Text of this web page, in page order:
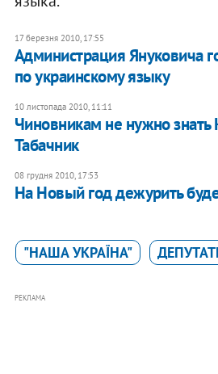
17 березня 2010, 17:55
Администрация Януковича
по украинскому языку
10 листопада 2010, 11:11
​Чиновникам не нужно знать
Табачник
08 грудня 2010, 17:53
На Новый год дежурить
"НАША УКРАЇНА"
РЕКЛАМА